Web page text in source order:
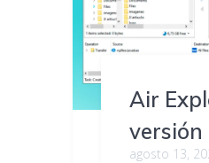
Air
versión
agosto 13,